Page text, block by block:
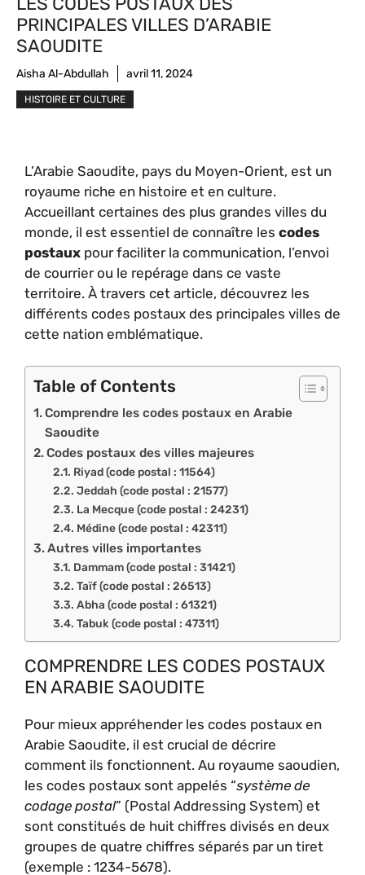
PRINCIPALES VILLES D’ARABIE
SAOUDITE
Aisha Al-Abdullah avril 11, 2024
HISTOIRE ET CULTURE
L’Arabie Saoudite, pays du Moyen-Orient, est un
royaume riche en histoire et en culture.
Accueillant certaines des plus grandes villes du
monde, il est essentiel de connaître les codes
postaux pour faciliter la communication, l’envoi
de courrier ou le repérage dans ce vaste
territoire. À travers cet article, découvrez les
différents codes postaux des principales villes de
cette nation emblématique.
Table of Contents
Comprendre les codes postaux en Arabie
Saoudite
Codes postaux des villes majeures
Riyad (code postal : 11564)
Jeddah (code postal : 21577)
La Mecque (code postal : 24231)
Médine (code postal : 42311)
Autres villes importantes
Dammam (code postal : 31421)
Taïf (code postal : 26513)
Abha (code postal : 61321)
Tabuk (code postal : 47311)
COMPRENDRE LES CODES POSTAUX
EN ARABIE SAOUDITE
Pour mieux appréhender les codes postaux en
Arabie Saoudite, il est crucial de décrire
comment ils fonctionnent. Au royaume saoudien,
les codes postaux sont appelés “système de
codage postal” (Postal Addressing System) et
sont constitués de huit chiffres divisés en deux
groupes de quatre chiffres séparés par un tiret
(exemple : 1234-5678).